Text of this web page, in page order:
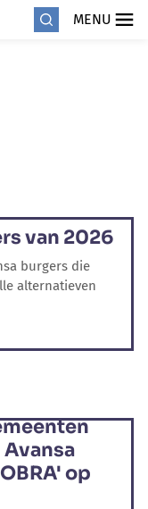
MENU
van 2026
burgers die
alternatieven
op